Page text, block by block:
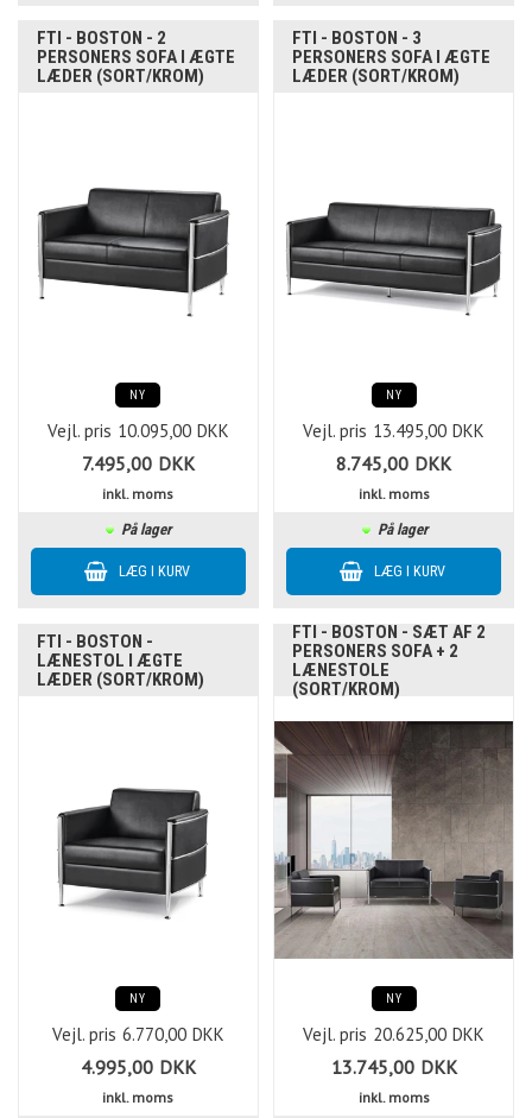
FTI - BOSTON - 2
PERSONERS SOFA I ÆGTE
LÆDER (SORT/KROM)
NY
Vejl. pris 10.095,00 DKK
7.495,00 DKK
inkl. moms
På lager
FTI - BOSTON - 3
PERSONERS SOFA I ÆGTE
LÆDER (SORT/KROM)
NY
Vejl. pris 13.495,00 DKK
8.745,00 DKK
inkl. moms
På lager
FTI - BOSTON -
LÆNESTOL I ÆGTE
LÆDER (SORT/KROM)
NY
Vejl. pris 6.770,00 DKK
4.995,00 DKK
inkl. moms
FTI - BOSTON - SÆT AF 2
PERSONERS SOFA + 2
LÆNESTOLE
(SORT/KROM)
NY
Vejl. pris 20.625,00 DKK
13.745,00 DKK
inkl. moms